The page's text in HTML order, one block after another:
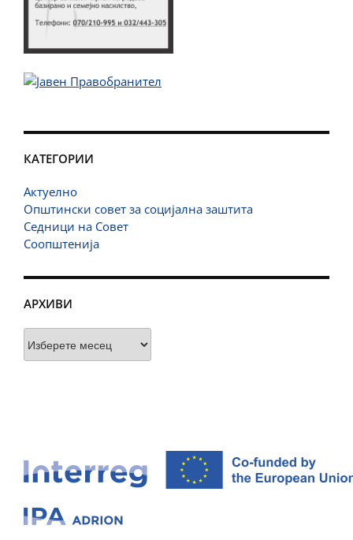
КАТЕГОРИИ
Актуелно
Општински совет за социјална заштита
Седници на Совет
Соопштенија
АРХИВИ